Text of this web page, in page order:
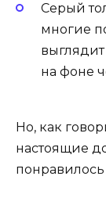
Серый
многие
на фоне
Но, как
настоящие
понравилось